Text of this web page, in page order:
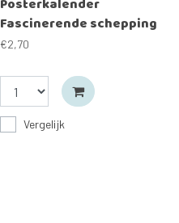
Fascinerende schepping
2026 Engels
€2,70
Vergelijk